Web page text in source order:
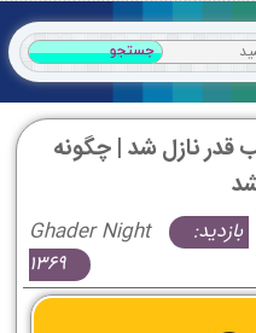
قدر نازل شد | چگونه
Ghader Night
بازدید:
1369